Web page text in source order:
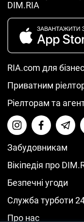
DIM.RIA
RIA.com для
Приватним
Ріелторам та
Забудовникам
Вікіпедія про
Безпечні угоди
Служба турботи
Про нас